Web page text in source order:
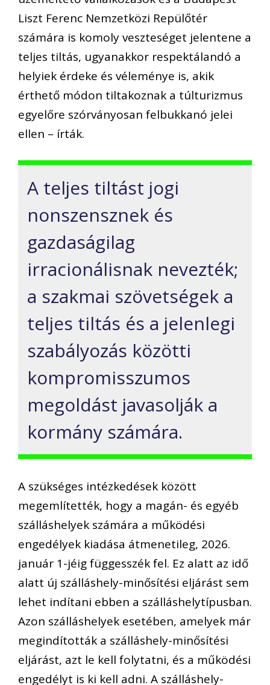
Liszt Ferenc Nemzetközi Repülőtér
számára is komoly veszteséget jelentene a
teljes tiltás, ugyanakkor respektálandó a
helyiek érdeke és véleménye is, akik
érthető módon tiltakoznak a túlturizmus
egyelőre szórványosan felbukkanó jelei
ellen – írták.
A teljes tiltást jogi
nonszensznek és
gazdaságilag
irracionálisnak nevezték;
a szakmai szövetségek a
teljes tiltás és a jelenlegi
szabályozás közötti
kompromisszumos
megoldást javasolják a
kormány számára.
A szükséges intézkedések között
megemlítették, hogy a magán- és egyéb
szálláshelyek számára a működési
engedélyek kiadása átmenetileg, 2026.
január 1-jéig függesszék fel. Ez alatt az idő
alatt új szálláshely-minősítési eljárást sem
lehet indítani ebben a szálláshelytípusban.
Azon szálláshelyek esetében, amelyek már
megindították a szálláshely-minősítési
eljárást, azt le kell folytatni, és a működési
engedélyt is ki kell adni. A szálláshely-